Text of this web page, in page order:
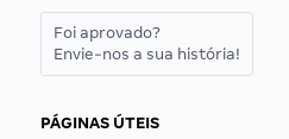
Foi aprovado?
Envie-nos a sua história!
PÁGINAS ÚTEIS